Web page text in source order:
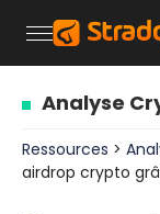
Analyse
Ressources >
airdrop crypto